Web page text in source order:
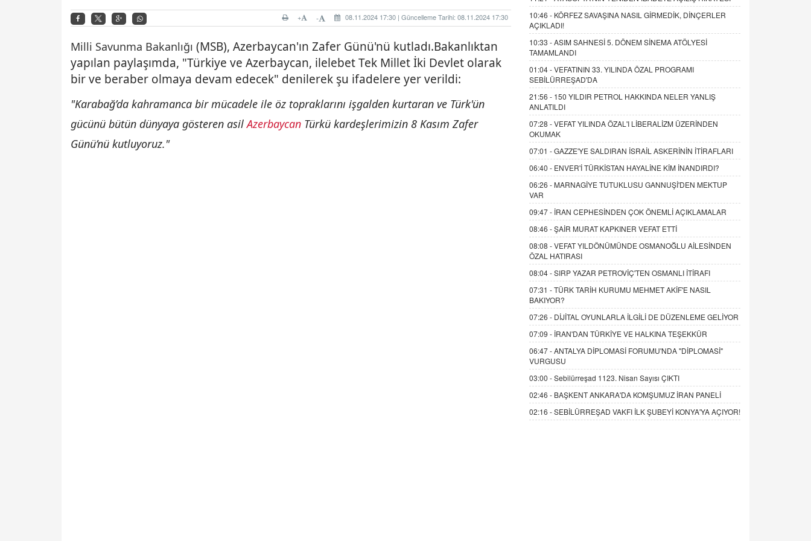
08.11.2024 17:30 | Güncelleme Tarihi: 08.11.2024 17:30
-
+
Milli Savunma Bakanlığı (MSB), Azerbaycan'ın Zafer Günü'nü kutladı.Bakanlıktan
yapılan paylaşımda, "Türkiye ve Azerbaycan, ilelebet Tek Millet İki Devlet olarak
bir ve beraber olmaya devam edecek" denilerek şu ifadelere yer verildi:
"Karabağ’da kahramanca bir mücadele ile öz topraklarını işgalden kurtaran ve Türk'ün
gücünü bütün dünyaya gösteren asilAzerbaycan Türkü kardeşlerimizin 8 Kasım Zafer
Günü’nü kutluyoruz."
10:46 - KÖRFEZ SAVAŞINA NASIL GİRMEDİK, DİNÇERLER
AÇIKLADI!
10:33 -ASIM SAHNESİ 5. DÖNEM SİNEMA ATÖLYESİ
TAMAMLANDI
01:04 -VEFATININ 33. YILINDA ÖZAL PROGRAMI
SEBİLÜRREŞAD'DA
21:56 - 150 YILDIR PETROL HAKKINDA NELER YANLIŞ
ANLATILDI
07:28 -VEFAT YILINDA ÖZAL'I LİBERALİZM ÜZERİNDEN
OKUMAK
07:01 -GAZZE'YE SALDIRAN İSRAİL ASKERİNİN İTİRAFLARI
06:40 - ENVER'İ TÜRKİSTAN HAYALİNE KİM İNANDIRDI?
06:26 - MARNAGİYE TUTUKLUSU GANNUŞİ'DEN MEKTUP
VAR
09:47 - İRAN CEPHESİNDEN ÇOK ÖNEMLİ AÇIKLAMALAR
08:46 -ŞAİR MURAT KAPKINER VEFAT ETTİ
08:08 -VEFAT YILDÖNÜMÜNDE OSMANOĞLU AİLESİNDEN
ÖZAL HATIRASI
08:04 -SIRP YAZAR PETROVİÇ'TEN OSMANLI İTİRAFI
07:31 -TÜRK TARİH KURUMU MEHMET AKİF'E NASIL
BAKIYOR?
07:26 - DİJİTAL OYUNLARLA İLGİLİ DE DÜZENLEME GELİYOR
07:09 - İRAN'DAN TÜRKİYE VE HALKINA TEŞEKKÜR
06:47 -ANTALYA DİPLOMASİ FORUMU'NDA "DİPLOMASİ"
VURGUSU
03:00 -Sebilürreşad 1123. Nisan Sayısı ÇIKTI
02:46 - BAŞKENT ANKARA'DA KOMŞUMUZ İRAN PANELİ
02:16 -SEBİLÜRREŞAD VAKFI İLK ŞUBEYİ KONYA'YA AÇIYOR!